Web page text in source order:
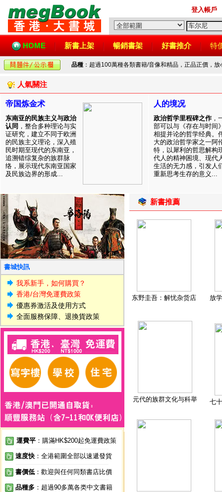
登入帳戶
HOME 新書上架 暢銷書架 好書推介 特
品種 ：超過100萬種各類書籍/音像和精品，正品正價，
人氣關注
帝国炼金术
东南亚的民族主义与政治
认同 ，整合多种理论与实
证研究，建立不同于欧洲
的民族主义理论，深入殖
民时期至现代的东南亚，
追溯错综复杂的族群脉
络，展示现代东南亚国家
及民族边界的形成...
人的境况
政治哲学里程碑之作 ，
部可以与《存在与时间
相提并论的哲学经典。
大的政治哲学家之一阿
特，以犀利的哲思解构
代人的精神困境、现代
生活的无力感，引发人
重新思考生存的意义...
書城快訊
我系新手，如何購買？
香港/台灣免運費政策
優惠券激活及使用方式
全面服務保障、退換貨政策
運費平 ：購滿HK$200起免運費政策
速度快 ：全港範圍全部以速遞發貨
書價低 ：歡迎與任何同類書店比價
品種多 ：超過90多萬各类中文書籍
新書推薦
东野圭吾：解忧杂货店 放
元代的族群文化与科举 七